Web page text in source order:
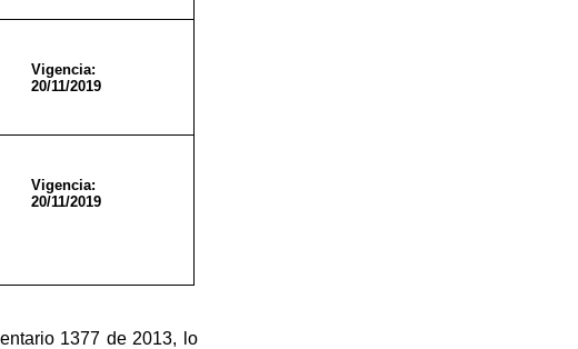
Vigencia:
20/11/2019
Vigencia:
20/11/2019
1377 de 2013, lo